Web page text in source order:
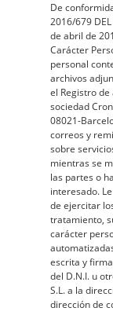
De
2016/679 DEL
de abril de
Carácter
personal
archivos
el Registro
sociedad
08021-
correos y
sobre
mientras se
las partes o
interesado.
de ejercitar
tratamiento,
carácter
escrita y
del D.N.I. u
S.L. a la
dirección de